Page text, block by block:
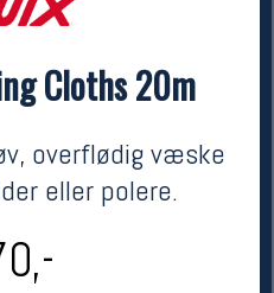
Cloths 20m
overflødig væske
eller polere.
Cloths 20m